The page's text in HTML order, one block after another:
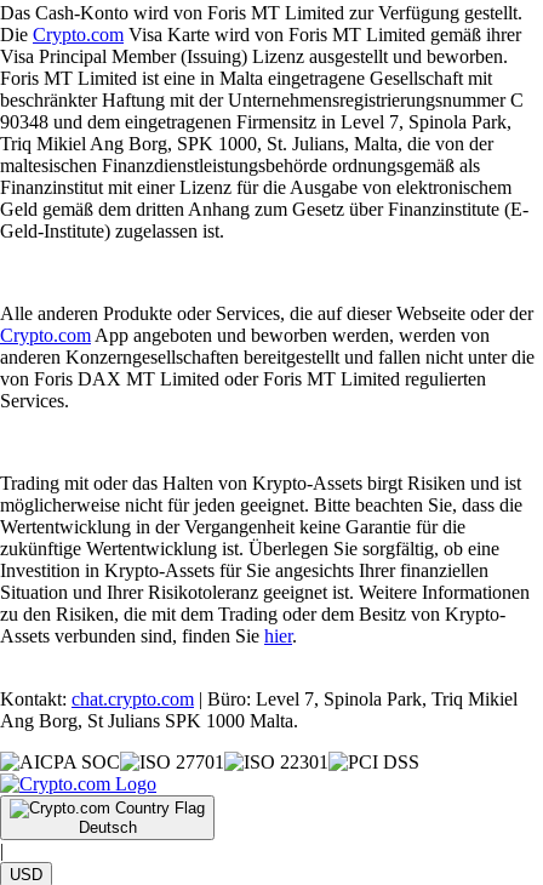
Das Cash-Konto wird von Foris MT Limited zur Verfügung gestellt.
Die Crypto.com Visa Karte wird von Foris MT Limited gemäß ihrer
Visa Principal Member (Issuing) Lizenz ausgestellt und beworben.
Foris MT Limited ist eine in Malta eingetragene Gesellschaft mit
beschränkter Haftung mit der Unternehmensregistrierungsnummer C
90348 und dem eingetragenen Firmensitz in Level 7, Spinola Park,
Triq Mikiel Ang Borg, SPK 1000, St. Julians, Malta, die von der
maltesischen Finanzdienstleistungsbehörde ordnungsgemäß als
Finanzinstitut mit einer Lizenz für die Ausgabe von elektronischem
Geld gemäß dem dritten Anhang zum Gesetz über Finanzinstitute (E-
Geld-Institute) zugelassen ist.
Alle anderen Produkte oder Services, die auf dieser Webseite oder der
Crypto.com App angeboten und beworben werden, werden von
anderen Konzerngesellschaften bereitgestellt und fallen nicht unter die
von Foris DAX MT Limited oder Foris MT Limited regulierten
Services.
Trading mit oder das Halten von Krypto-Assets birgt Risiken und ist
möglicherweise nicht für jeden geeignet. Bitte beachten Sie, dass die
Wertentwicklung in der Vergangenheit keine Garantie für die
zukünftige Wertentwicklung ist. Überlegen Sie sorgfältig, ob eine
Investition in Krypto-Assets für Sie angesichts Ihrer finanziellen
Situation und Ihrer Risikotoleranz geeignet ist. Weitere Informationen
zu den Risiken, die mit dem Trading oder dem Besitz von Krypto-
Assets verbunden sind, finden Sie hier.
Kontakt: chat.crypto.com | Büro: Level 7, Spinola Park, Triq Mikiel
Ang Borg, St Julians SPK 1000 Malta.
Deutsch
|
USD